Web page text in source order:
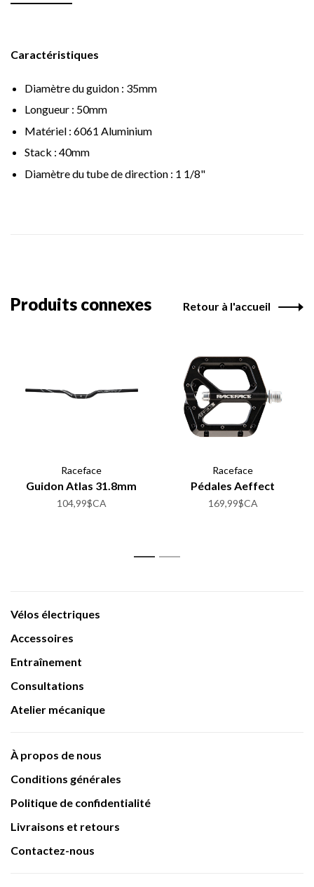
Caractéristiques
Diamètre du guidon : 35mm
Longueur : 50mm
Matériel : 6061 Aluminium
Stack : 40mm
Diamètre du tube de direction : 1 1/8"
Produits connexes Retour à l'accueil
Raceface
Guidon Atlas 31.8mm
104,99$CA
Raceface
Pédales Aeffect
169,99$CA
1 2
Vélos électriques
Accessoires
Entraînement
Consultations
Atelier mécanique
À propos de nous
Conditions générales
Politique de confidentialité
Livraisons et retours
Contactez-nous